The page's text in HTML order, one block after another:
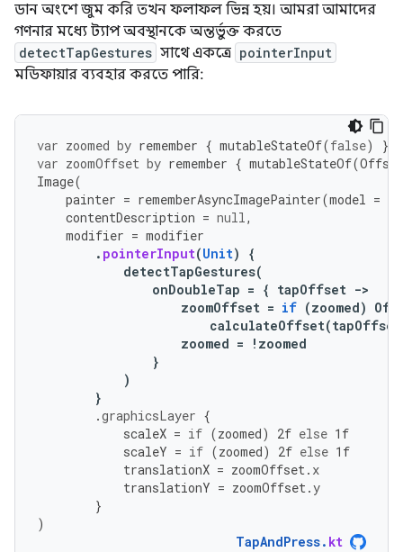
ডান অংশে জুম করি তখন ফলাফল ভিন্ন হয়। আমরা আমাদের
গণনার মধ্যে ট্যাপ অবস্থানকে অন্তর্ভুক্ত করতে
detectTapGestures সাথে একত্রে pointerInput
মডিফায়ার ব্যবহার করতে পারি:
var zoomed by remember { mutableStateOf(false)
}
var zoomOffset by remember { mutableStateOf(Offset
Image(
painter = rememberAsyncImagePainter(model =
contentDescription = null,
modifier = modifier
. pointerInput(Unit)
{
detectTapGestures(
onDoubleTap = { tapOffset ->
zoomOffset = if (zoomed)
calculateOffset(tapOffset
zoomed = ! zoomed
}
)
}
.graphicsLayer {
scaleX = if (zoomed) 2f else 1f
scaleY = if (zoomed) 2f else 1f
translationX = zoomOffset. x
translationY = zoomOffset.y
}
)
TapAndPress. kt